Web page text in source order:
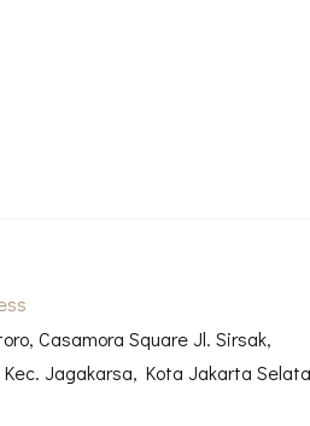
Casamora Square Jl. Sirsak,
Jagakarsa, Kota Jakarta